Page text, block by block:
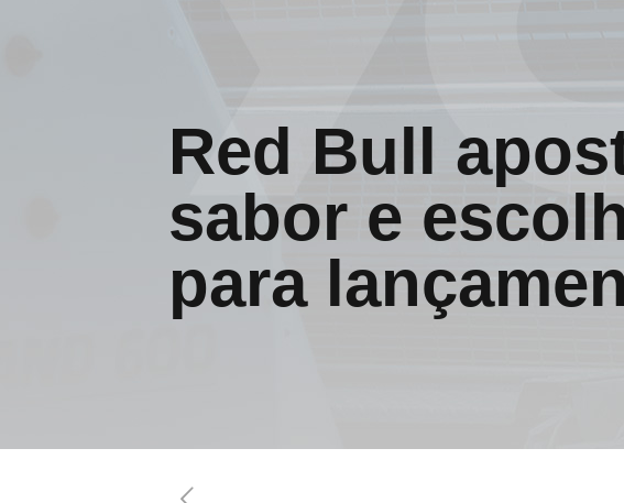
Red Bull
sabor e
para